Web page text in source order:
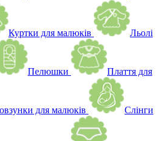
Куртки для малюків Льолі
Пелюшки Плаття для
для малюків Слінги